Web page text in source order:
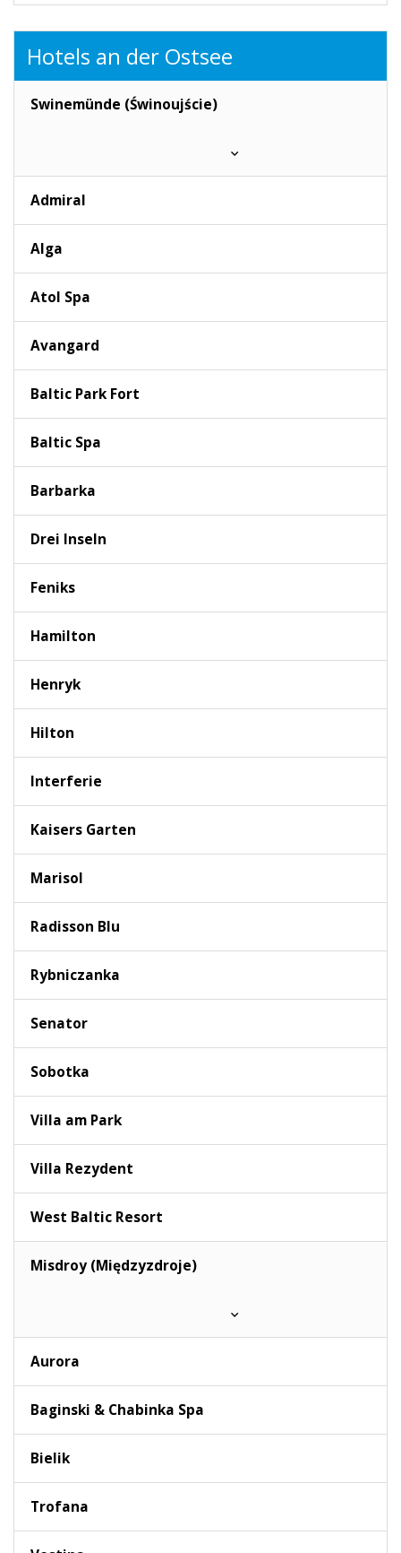
Hotels an der Ostsee
Swinemünde (Świnoujście)
Admiral
Alga
Atol Spa
Avangard
Baltic Park Fort
Baltic Spa
Barbarka
Drei Inseln
Feniks
Hamilton
Henryk
Hilton
Interferie
Kaisers Garten
Marisol
Radisson Blu
Rybniczanka
Senator
Sobotka
Villa am Park
Villa Rezydent
West Baltic Resort
Misdroy (Międzyzdroje)
Aurora
Baginski & Chabinka Spa
Bielik
Trofana